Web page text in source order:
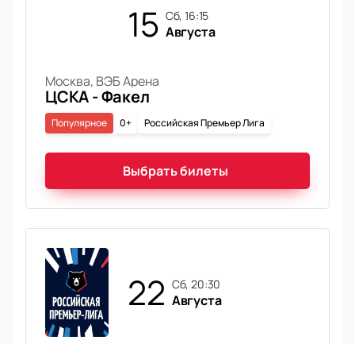
15 сб, 16:15
Августа
Москва, ВЭБ Арена
ЦСКА - Факел
0+ Российская Премьер Лига
Популярное
Выбрать билеты
22 сб, 20:30
Августа